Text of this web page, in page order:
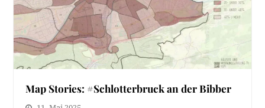
Map Stories: #Schlotterbruck an der Bibber